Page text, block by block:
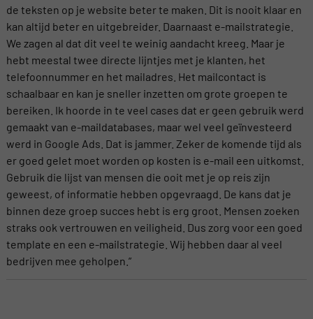
de teksten op je website beter te maken. Dit is nooit klaar en
kan altijd beter en uitgebreider. Daarnaast e-mailstrategie.
We zagen al dat dit veel te weinig aandacht kreeg. Maar je
hebt meestal twee directe lijntjes met je klanten, het
telefoonnummer en het mailadres. Het mailcontact is
schaalbaar en kan je sneller inzetten om grote groepen te
bereiken. Ik hoorde in te veel cases dat er geen gebruik werd
gemaakt van e-maildatabases, maar wel veel geïnvesteerd
werd in Google Ads. Dat is jammer. Zeker de komende tijd als
er goed gelet moet worden op kosten is e-mail een uitkomst.
Gebruik die lijst van mensen die ooit met je op reis zijn
geweest, of informatie hebben opgevraagd. De kans dat je
binnen deze groep succes hebt is erg groot. Mensen zoeken
straks ook vertrouwen en veiligheid. Dus zorg voor een goed
template en een e-mailstrategie. Wij hebben daar al veel
bedrijven mee geholpen.”